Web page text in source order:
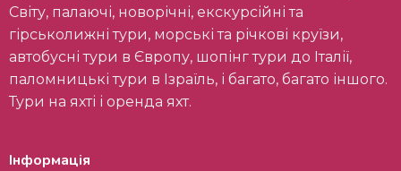
Світу, палаючі, новорічні, екскурсійні та
гірськолижні тури, морські та річкові круїзи,
автобусні тури в Європу, шопінг тури до Італії,
паломницькі тури в Ізраїль, і багато, багато іншого.
Тури на яхті і оренда яхт.
Інформація